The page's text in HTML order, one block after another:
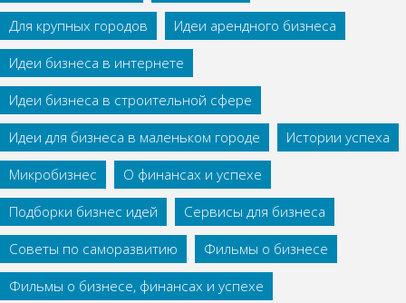
Для крупных городов
Идеи арендного бизнеса
Идеи бизнеса в интернете
Идеи бизнеса в строительной сфере
Идеи для бизнеса в маленьком городе
Истории успеха
Микробизнес
О финансах и успехе
Подборки бизнес идей
Сервисы для бизнеса
Советы по саморазвитию
Фильмы о бизнесе
Фильмы о бизнесе, финансах и успехе